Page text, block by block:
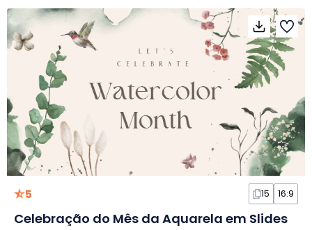
5 15 16:9
Celebração do Mês da Aquarela em Slides